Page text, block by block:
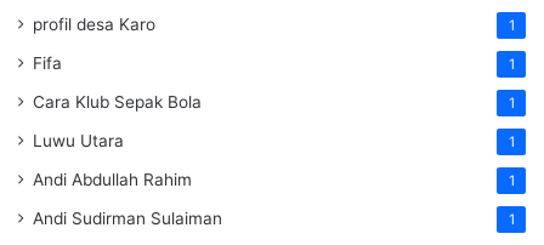
profil desa Karo 1
Fifa 1
Cara Klub Sepak Bola 1
Luwu Utara 1
Andi Abdullah Rahim 1
Andi Sudirman Sulaiman 1